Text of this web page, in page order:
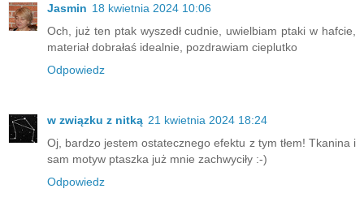
Jasmin 18 kwietnia 2024 10:06
Och, już ten ptak wyszedł cudnie, uwielbiam ptaki w hafcie,
materiał dobrałaś idealnie, pozdrawiam cieplutko
Odpowiedz
w związku z nitką 21 kwietnia 2024 18:24
Oj, bardzo jestem ostatecznego efektu z tym tłem! Tkanina i
sam motyw ptaszka już mnie zachwyciły :-)
Odpowiedz